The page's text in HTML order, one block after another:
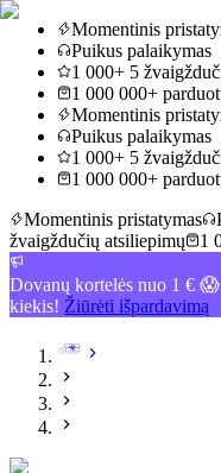
Momentinis
Puikus palaikymas
1 000+ 5
1 000 000+
Momentinis
Puikus palaikymas
1 000+ 5
1 000 000+
Momentinis pristatymas
žvaigždučių atsiliepimų
1
Dovanų kortelės nuo 1 €
kiekis! Žiūrėti išpardavimą